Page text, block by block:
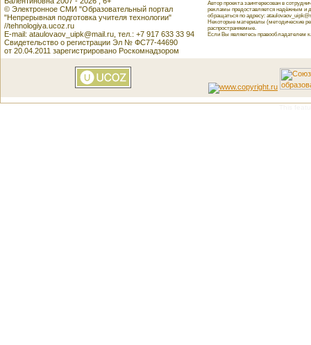
© Электронное СМИ "Образовательный портал
"Непрерывная подготовка учителя технологии"
//tehnologiya.ucoz.ru
E-mail: ataulovaov_uipk@mail.ru, тел.: +7 917 633 33 94
Свидетельство о регистрации Эл № ФС77-44690
от 20.04.2011 зарегистрировано Роскомнадзором
Автор проекта заинтересован в
рекламы предоставляется надёжным и
обращаться по адресу:
Некоторые материалы (методические
распространяемые.
Если Вы являетесь правообладателем